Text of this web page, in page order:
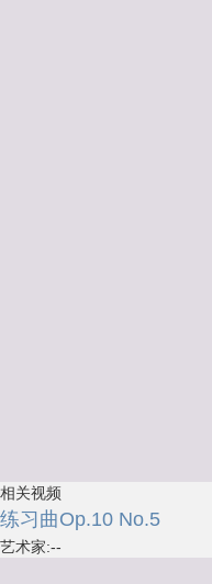
相关视频
练习曲Op.10 No.5
艺术家:--